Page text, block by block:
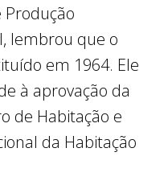
Produção
lembrou que o
em 1964. Ele
à aprovação da
de Habitação e
da Habitação